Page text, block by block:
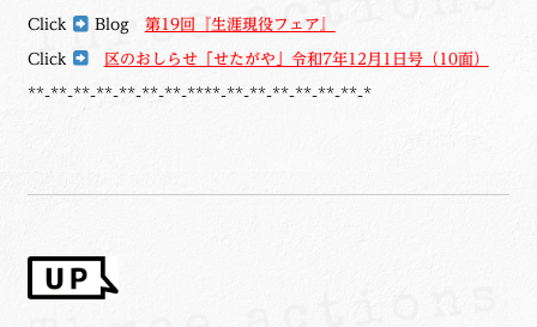
Click Blog 第19回『生涯現役フェア』
Click 区のおしらせ「せたがや」令和7年12月1日号（10面）
**-**-**-**-**-**-**-****-**-**-**-**-**-**-*